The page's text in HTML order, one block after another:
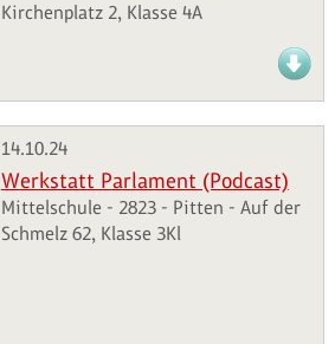
Kirchenplatz 2, Klasse 4A
14.10.24
Werkstatt Parlament (Podcast)
Mittelschule - 2823 - Pitten - Auf der
Schmelz 62, Klasse 3Kl